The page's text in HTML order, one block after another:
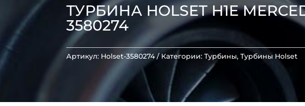
ТУРБИНА HOLSET H1E
3580274
Артикул: Holset-3580274 Категории:Турбины,Турбины Holset